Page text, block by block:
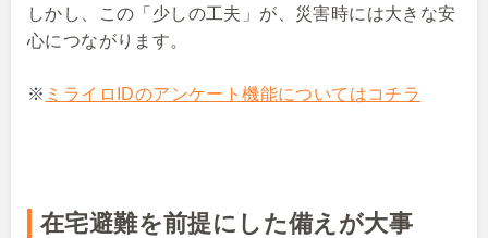
しかし、この「少しの工夫」が、災害時には大きな安
心につながります。
※ ミライロIDのアンケート機能についてはコチラ
在宅避難を前提にした備えが大事